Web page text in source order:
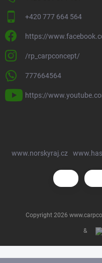
+420 777 664 564
https://
/rp_carpconcept/
777664564
https://
www.norskyraj.cz
&
Copyright 2026